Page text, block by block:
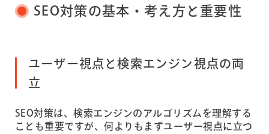
SEO対策の基本・考え方と重要性
ユーザー視点と検索エンジン視点の両
立
SEO対策は、検索エンジンのアルゴリズムを理解する
ことも重要ですが、何よりもまずユーザー視点に立つ